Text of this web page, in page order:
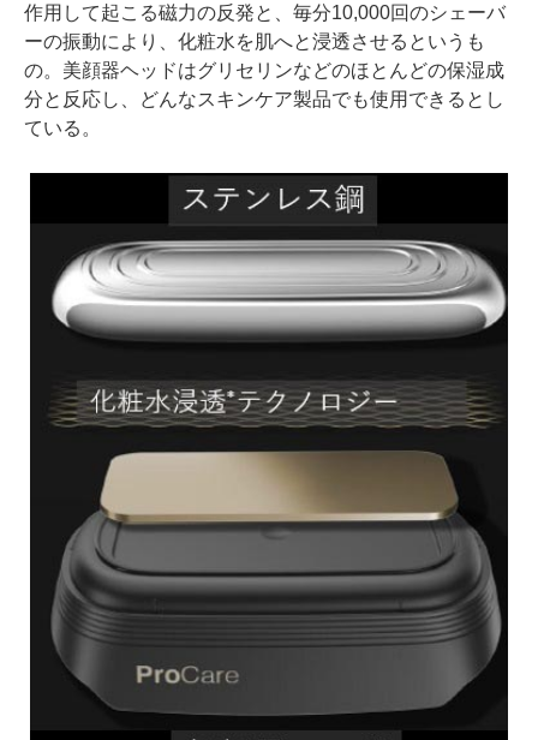
作用して起こる磁力の反発と、毎分10,000回のシェーバ
ーの振動により、化粧水を肌へと浸透させるというも
の。美顔器ヘッドはグリセリンなどのほとんどの保湿成
分と反応し、どんなスキンケア製品でも使用できるとし
ている。